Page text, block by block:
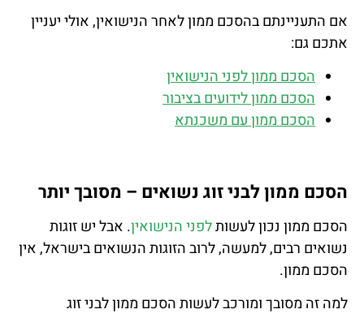
אם התעניינתם בהסכם ממון לאחר הנישואין, אולי יעניין
אתכם גם:
הסכם ממון לפני הנישואין
הסכם ממון לידועים בציבור
הסכם ממון עם משכנתא
הסכם ממון לבני זוג נשואים – מסובך יותר
הסכם ממון נכון לעשותלפני הנישואין. אבל יש זוגות
נשואים רבים, למעשה, לרוב הזוגות הנשואים בישראל, אין
הסכם ממון.
למה זה מסובך ומורכב לעשותהסכם ממוןלבני זוג